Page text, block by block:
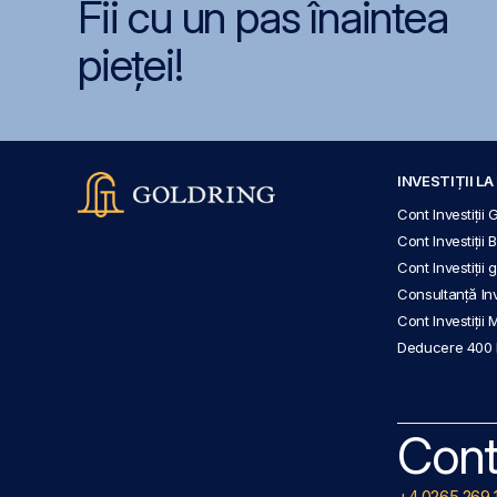
Fii cu un pas înaintea
pieței!
INVESTIȚII LA
Cont Investiții
Cont Investiții
Cont Investiții
Consultanță
Cont Investiții
Deducere 400